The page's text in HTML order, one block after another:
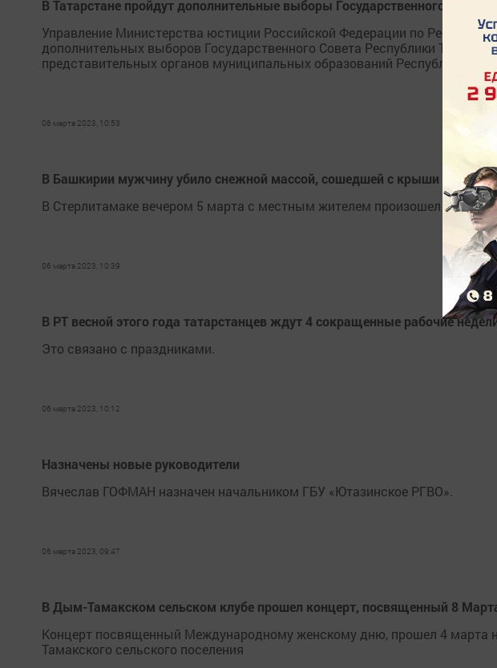
В Татарстане пройдут дополнительные выборы Государственного Совета
Управление Министерства юстиции Российской Федерации по
дополнительных выборов Государственного Совета Республики
представительных органов муниципальных образований Республики
06 марта 2023, 10:53
В Башкирии мужчину убило снежной массой, сошедшей с крыши дома
В Стерлитамаке вечером 5 марта с местным жителем произошел
06 марта 2023, 10:39
В РТ весной этого года татарстанцев ждут 4 сокращенные рабочие
Это связано с праздниками.
06 марта 2023, 10:12
Назначены новые руководители
Вячеслав ГОФМАН назначен начальником ГБУ «Ютазинское РГВО».
06 марта 2023, 09:47
В Дым-Тамакском сельском клубе прошел концерт, посвященный 8
Концерт посвященный Международному женскому дню, прошел 4 марта
Тамакского сельского поселения